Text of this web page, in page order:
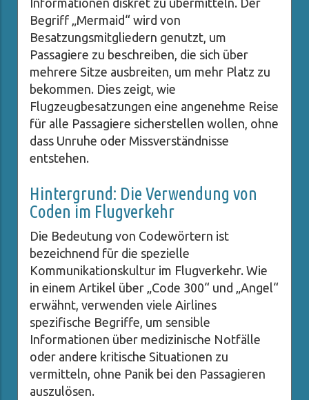
Informationen diskret zu übermitteln. Der
Begriff „Mermaid“ wird von
Besatzungsmitgliedern genutzt, um
Passagiere zu beschreiben, die sich über
mehrere Sitze ausbreiten, um mehr Platz zu
bekommen. Dies zeigt, wie
Flugzeugbesatzungen eine angenehme Reise
für alle Passagiere sicherstellen wollen, ohne
dass Unruhe oder Missverständnisse
entstehen.
Hintergrund: Die Verwendung von
Coden im Flugverkehr
Die Bedeutung von Codewörtern ist
bezeichnend für die spezielle
Kommunikationskultur im Flugverkehr. Wie
in einem Artikel über „Code 300“ und „Angel“
erwähnt, verwenden viele Airlines
spezifische Begriffe, um sensible
Informationen über medizinische Notfälle
oder andere kritische Situationen zu
vermitteln, ohne Panik bei den Passagieren
auszulösen.